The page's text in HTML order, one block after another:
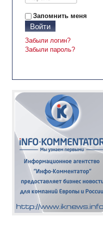
Запомнить меня
Войти
Забыли логин?
Забыли пароль?